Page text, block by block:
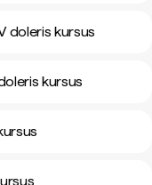
doleris kursus
kursus